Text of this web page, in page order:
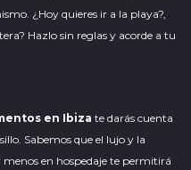
¿Hoy quieres ir a la playa?,
Hazlo sin reglas y acorde a tu
en Ibiza te darás cuenta
Sabemos que el lujo y la
en hospedaje te permitirá